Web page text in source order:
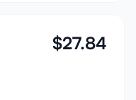
$27.84